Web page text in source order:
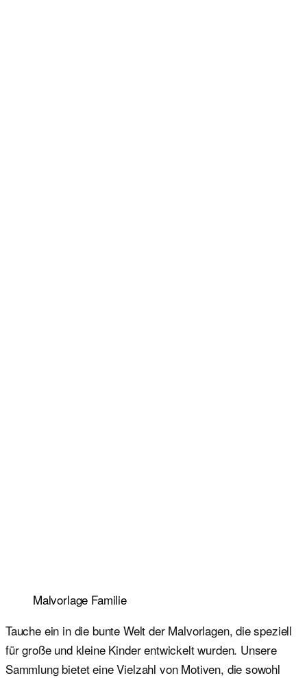
Malvorlage Familie
Tauche ein in die bunte Welt der Malvorlagen, die speziell
für große und kleine Kinder entwickelt wurden. Unsere
Sammlung bietet eine Vielzahl von Motiven, die sowohl